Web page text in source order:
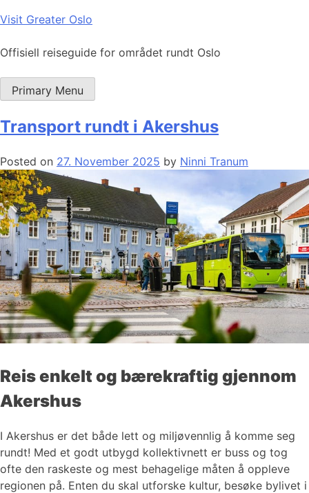
Skip
content
Visit Greater Oslo
Offisiell reiseguide for området rundt Oslo
Primary Menu
Transport rundt i Akershus
Posted on 27. November 2025 by Ninni Tranum
Reis enkelt og bærekraftig gjennom
Akershus
I Akershus er det både lett og miljøvennlig å komme seg
rundt! Med et godt utbygd kollektivnett er buss og tog
ofte den raskeste og mest behagelige måten å oppleve
regionen på. Enten du skal utforske kultur, besøke bylivet i